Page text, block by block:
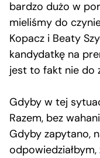
bardzo dużo w
mieliśmy do
Kopacz i Beaty
kandydatkę na
jest to fakt nie do
Gdyby w tej
Razem, bez
Gdyby zapytano,